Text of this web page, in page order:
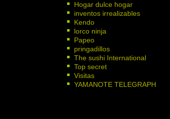
Hogar dulce hogar
inventos irrealizables
Kendo
lorco ninja
Papeo
pringadillos
The sushi International
Top secret
Visitas
YAMANOTE TELEGRAPH